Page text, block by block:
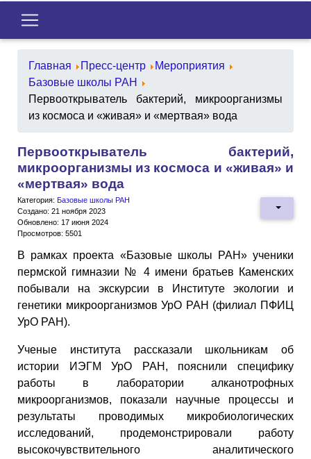
Главная Пресс-центр
Мероприятия
Базовые школы РАН
Первооткрыватель бактерий, микроорганизмы
из космоса и «живая» и «мертвая» вода
Первооткрыватель бактерий,
микроорганизмы из космоса и «живая» и
«мертвая» вода
Категория: Базовые школы РАН
Создано: 21 ноября 2023
Обновлено: 17 июня 2024
Просмотров: 5501
В рамках проекта «Базовые школы РАН» ученики
пермской гимназии № 4 имени братьев Каменских
побывали на экскурсии в Институте экологии и
генетики микроорганизмов УрО РАН (филиал ПФИЦ
УрО РАН).
Ученые института рассказали школьникам об
истории ИЭГМ УрО РАН, пояснили специфику
работы в лаборатории алканотрофных
микроорганизмов, показали научные процессы и
результаты проводимых микробиологических
исследований, продемонстрировали работу
высокочувствительного аналитического